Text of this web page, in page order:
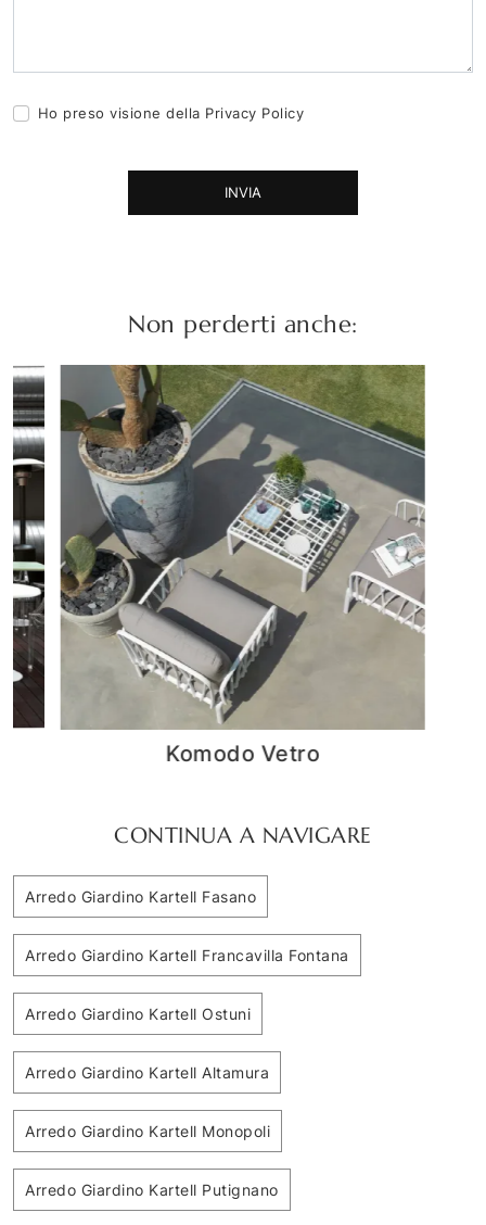
Ho preso visione della Privacy Policy
INVIA
Non perderti anche:
Thierry Tavolini
CONTINUA A NAVIGARE
Arredo Giardino Kartell Fasano
Arredo Giardino Kartell Francavilla Fontana
Arredo Giardino Kartell Ostuni
Arredo Giardino Kartell Altamura
Arredo Giardino Kartell Monopoli
Arredo Giardino Kartell Putignano